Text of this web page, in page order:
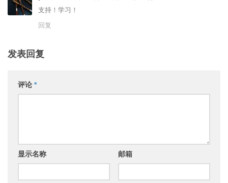
支持！学习！
回复
发表回复
评论 *
显示名称 邮箱